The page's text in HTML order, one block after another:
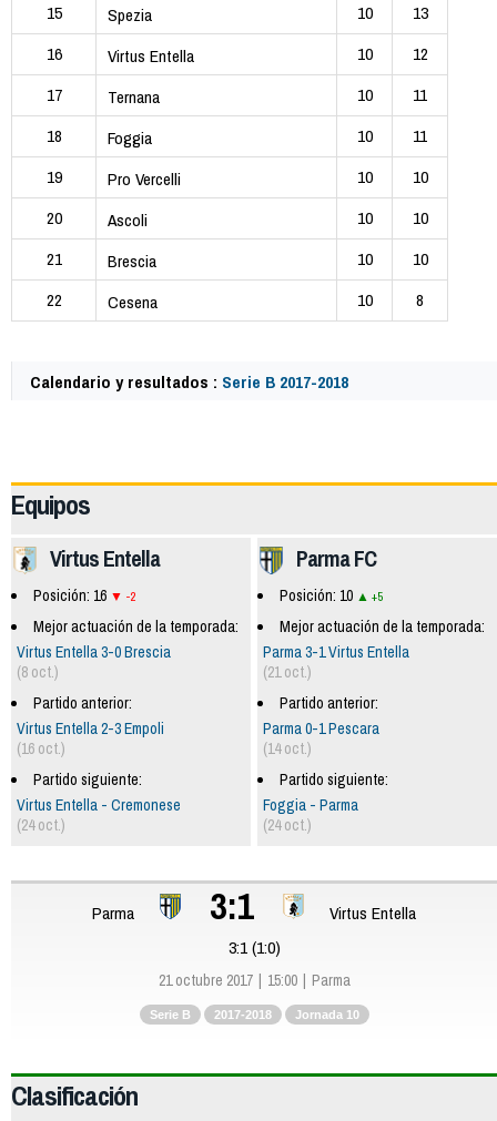
15
Spezia 10
13
16
Virtus Entella 10
12
17
Ternana 10
11
18
Foggia 10
11
19
Pro Vercelli 10
10
20
Ascoli 10
10
21
Brescia 10
10
22
Cesena 10 8
Calendario y resultados : Serie B 2017-2018
Equipos
Parma FC
Posición: 10 +5
Mejor actuación de la temporada:
Parma 3-1 Virtus Entella
(21 oct.)
Partido anterior:
Parma 0-1 Pescara
(14 oct.)
Partido siguiente:
Foggia - Parma
(24 oct.)
Virtus Entella
Posición: 16 -2
Mejor actuación de la temporada:
Virtus Entella 3-0 Brescia
(8 oct.)
Partido anterior:
Virtus Entella 2-3 Empoli
(16 oct.)
Partido siguiente:
Virtus Entella - Cremonese
(24 oct.)
Parma 3:1
Virtus Entella
3:1 (1:0)
21 octubre 2017 15:00 Parma
Serie B 2017-2018 Jornada 10
Clasificación